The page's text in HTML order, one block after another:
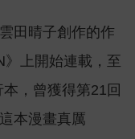
田晴子創作的作
上開始連載，至
，曾獲得第21回
本漫畫真厲